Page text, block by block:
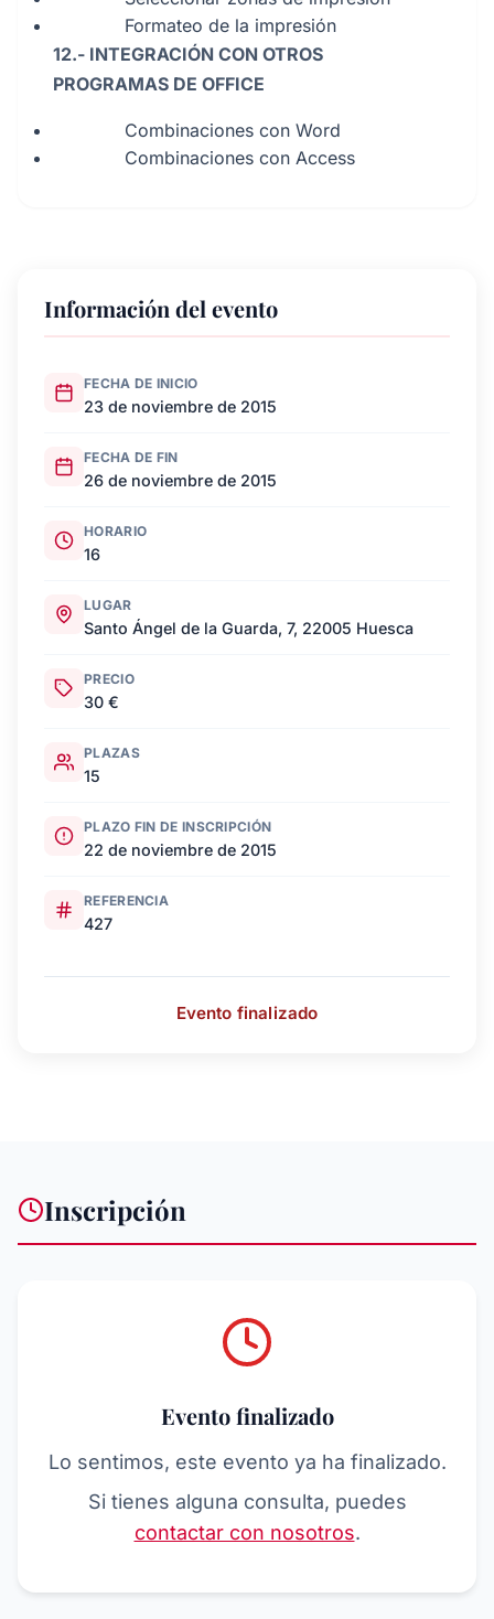
Formateo de la impresión
12.- INTEGRACIÓN CON OTROS
PROGRAMAS DE OFFICE
Combinaciones con Word
Combinaciones con Access
Información del evento
FECHA DE INICIO
23 de noviembre de 2015
FECHA DE FIN
26 de noviembre de 2015
HORARIO
16
LUGAR
Santo Ángel de la Guarda, 7, 22005 Huesca
PRECIO
30 €
PLAZAS
15
PLAZO FIN DE INSCRIPCIÓN
22 de noviembre de 2015
REFERENCIA
427
Evento finalizado
Inscripción
Evento finalizado
Lo sentimos, este evento ya ha finalizado.
Si tienes alguna consulta, puedes
contactar con nosotros.